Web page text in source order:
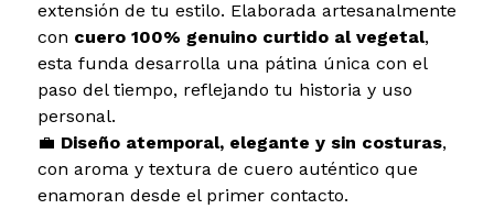
extensión de tu estilo. Elaborada artesanalmente
con cuero 100% genuino curtido al vegetal,
esta funda desarrolla una pátina única con el
paso del tiempo, reflejando tu historia y uso
personal.
💼 Diseño atemporal, elegante y sin costuras,
con aroma y textura de cuero auténtico que
enamoran desde el primer contacto.